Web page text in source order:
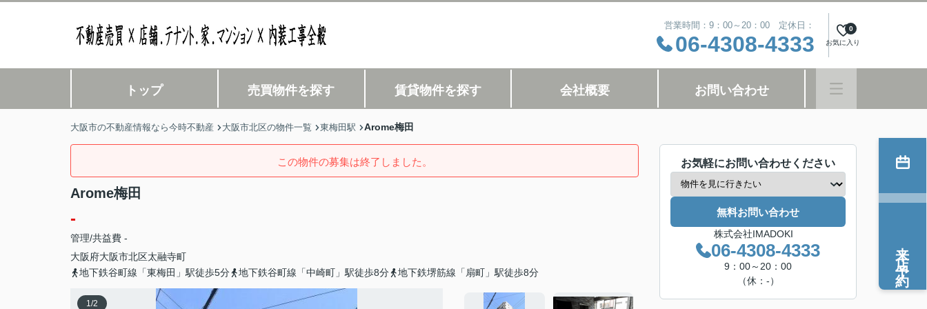
営業時間：9：00～20：00 定休日：
06-4308-4333 お気に入り
0
トップ 売買物件を探す 賃貸物件を探す 会社概要 お問い合わせ
大阪市の不動産情報なら今時不動産 大阪市北区の物件一覧 東梅田駅 Arome梅田
この物件の募集は終了しました。
Arome梅田
-
管理/共益費 -
大阪府大阪市北区太融寺町
地下鉄谷町線「東梅田」駅徒歩5分
地下鉄谷町線「中崎町」駅徒歩8分 地下鉄堺筋線「扇町」駅徒歩8分
1/2
お気軽にお問い合わせください
無料お問い合わせ
株式会社IMADOKI
06-4308-4333
9：00～20：00
（休：-）
来店予約